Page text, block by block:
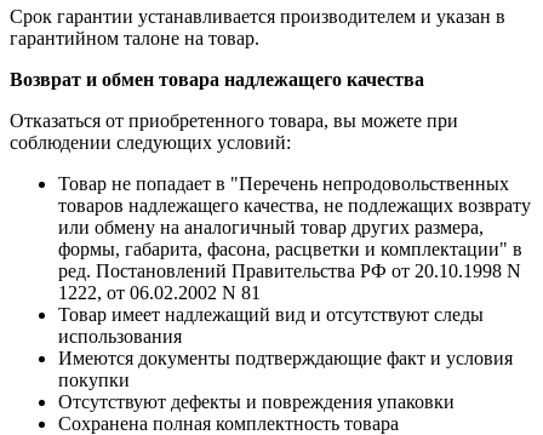
Срок гарантии устанавливается производителем и указан в
гарантийном талоне на товар.
Возврат и обмен товара надлежащего качества
Отказаться от приобретенного товара, вы можете при
соблюдении следующих условий:
Товар не попадает в "Перечень непродовольственных
товаров надлежащего качества, не подлежащих возврату
или обмену на аналогичный товар других размера,
формы, габарита, фасона, расцветки и комплектации" в
ред. Постановлений Правительства РФ от 20.10.1998 N
1222, от 06.02.2002 N 81
Товар имеет надлежащий вид и отсутствуют следы
использования
Имеются документы подтверждающие факт и условия
покупки
Отсутствуют дефекты и повреждения упаковки
Сохранена полная комплектность товара